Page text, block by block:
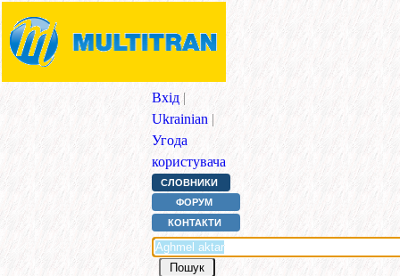
Вхід |
Ukrainian |
Угода
користувача
СЛОВНИКИ
ФОРУМ
КОНТАКТИ